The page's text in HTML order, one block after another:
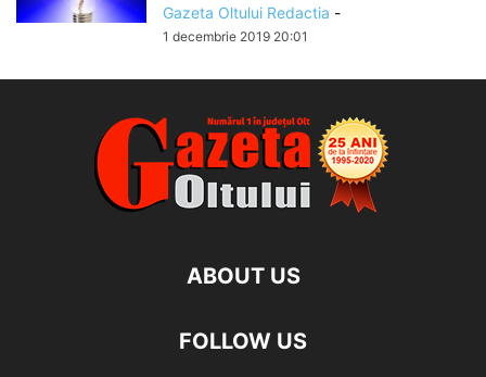
Gazeta Oltului Redactia -
1 decembrie 2019 20:01
ABOUT US
FOLLOW US